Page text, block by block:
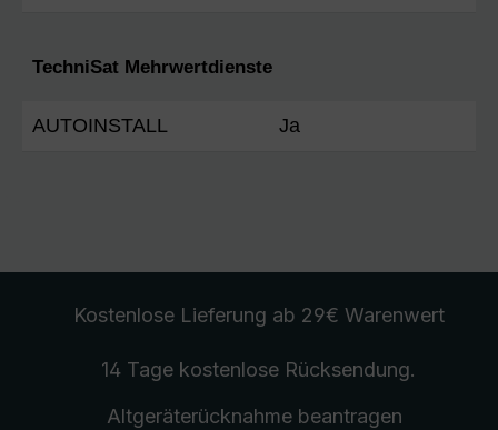
TechniSat Mehrwertdienste
AUTOINSTALL Ja
Kostenlose Lieferung ab 29€ Warenwert
14 Tage kostenlose Rücksendung.
Altgeräterücknahmebeantragen